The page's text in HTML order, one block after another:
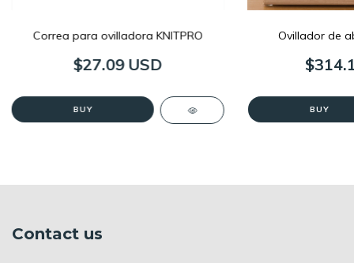
Correa para ovilladora KNITPRO
$27.09 USD
Ovillador de
Contact us